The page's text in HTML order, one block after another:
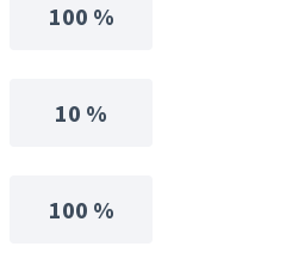
100 %
10 %
100 %